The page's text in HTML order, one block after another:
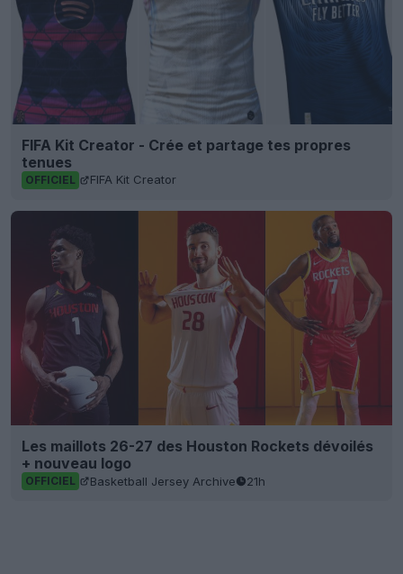
FIFA Kit Creator - Crée et partage tes propres
tenues
OFFICIEL FIFA Kit Creator
Les maillots 26-27 des Houston Rockets dévoilés
+ nouveau logo
OFFICIEL Basketball Jersey Archive 21h